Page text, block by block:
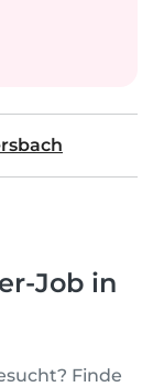
Job in
Finde